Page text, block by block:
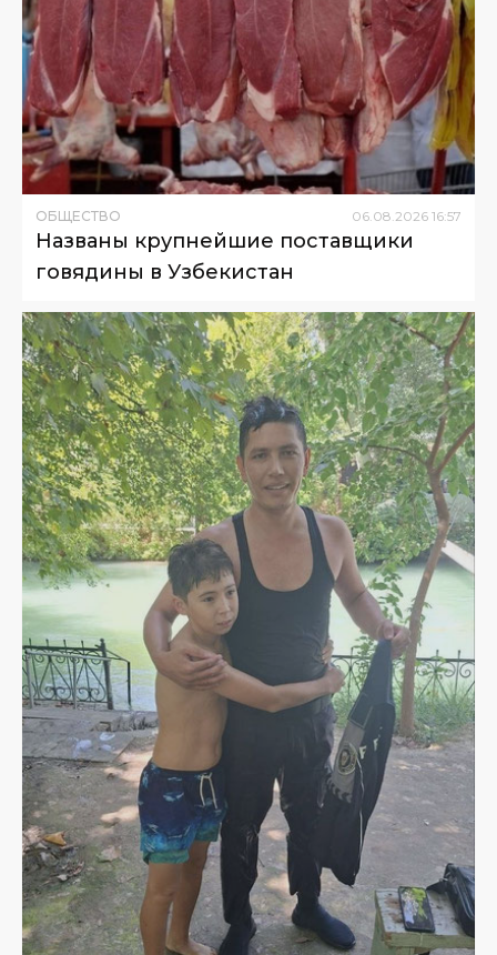
ОБЩЕСТВО 06.08.2026 16:57
Названы крупнейшие поставщики
говядины в Узбекистан